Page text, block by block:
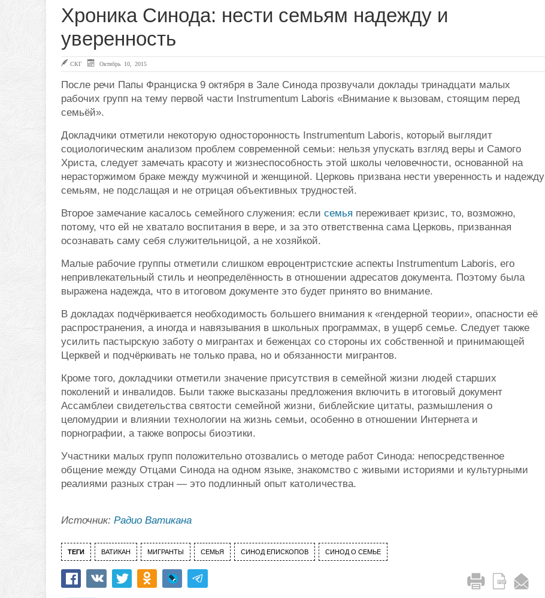
Хроника Синода: нести семьям надежду и
уверенность
СКГ Октябрь 10, 2015
После речи Папы Франциска 9 октября в Зале Синода прозвучали доклады тринадцати малых
рабочих групп на тему первой части Instrumentum Laboris «Внимание к вызовам, стоящим перед
семьёй».
Докладчики отметили некоторую односторонность Instrumentum Laboris, который выглядит
социологическим анализом проблем современной семьи: нельзя упускать взгляд веры и Самого
Христа, следует замечать красоту и жизнеспособность этой школы человечности, основанной на
нерасторжимом браке между мужчиной и женщиной. Церковь призвана нести уверенность и надежду
семьям, не подслащая и не отрицая объективных трудностей.
Второе замечание касалось семейного служения: если семья переживает кризис, то, возможно,
потому, что ей не хватало воспитания в вере, и за это ответственна сама Церковь, призванная
осознавать саму себя служительницой, а не хозяйкой.
Малые рабочие группы отметили слишком евроцентристские аспекты Instrumentum Laboris, его
непривлекательный стиль и неопределённость в отношении адресатов документа. Поэтому была
выражена надежда, что в итоговом документе это будет принято во внимание.
В докладах подчёркивается необходимость большего внимания к «гендерной теории», опасности её
распространения, а иногда и навязывания в школьных программах, в ущерб семье. Следует также
усилить пастырскую заботу о мигрантах и беженцах со стороны их собственной и принимающей
Церквей и подчёркивать не только права, но и обязанности мигрантов.
Кроме того, докладчики отметили значение присутствия в семейной жизни людей старших
поколений и инвалидов. Были также высказаны предложения включить в итоговый документ
Ассамблеи свидетельства святости семейной жизни, библейские цитаты, размышления о
целомудрии и влиянии технологии на жизнь семьи, особенно в отношении Интернета и
порнографии, а также вопросы биоэтики.
Участники малых групп положительно отозвались о методе работ Синода: непосредственное
общение между Отцами Синода на одном языке, знакомство с живыми историями и культурными
реалиями разных стран — это подлинный опыт католичества.
Источник: Радио Ватикана
ТЕГИ ВАТИКАН МИГРАНТЫ СЕМЬЯ СИНОД ЕПИСКОПОВ СИНОД О СЕМЬЕ